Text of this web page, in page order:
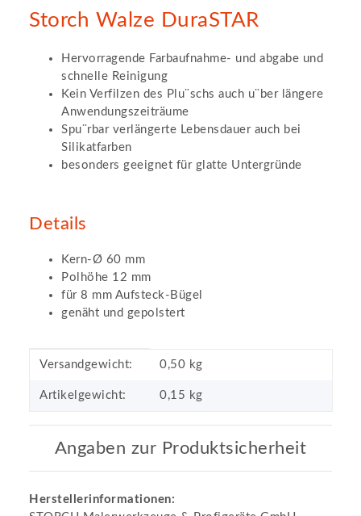
Storch Walze DuraSTAR
Hervorragende Farbaufnahme- und abgabe und
schnelle Reinigung
Kein Verfilzen des Plu¨schs auch u¨ber längere
Anwendungszeiträume
Spu¨rbar verlängerte Lebensdauer auch bei
Silikatfarben
besonders geeignet für glatte Untergründe
Details
Kern-Ø 60 mm
Polhöhe 12 mm
für 8 mm Aufsteck-Bügel
genäht und gepolstert
Produkteigenschaft
Wert
Versandgewicht: 0,50 kg
Artikelgewicht: 0,15 kg
Angaben zur Produktsicherheit
Herstellerinformationen: